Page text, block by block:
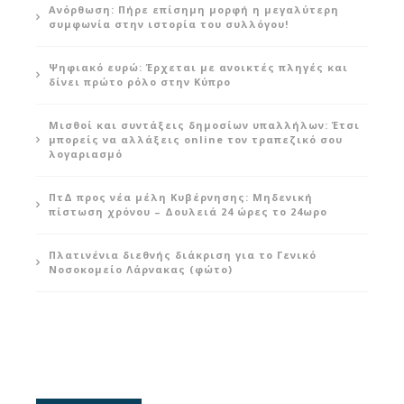
Ανόρθωση: Πήρε επίσημη μορφή η μεγαλύτερη
συμφωνία στην ιστορία του συλλόγου!
Ψηφιακό ευρώ: Έρχεται με ανοικτές πληγές και
δίνει πρώτο ρόλο στην Κύπρο
Μισθοί και συντάξεις δημοσίων υπαλλήλων: Έτσι
μπορείς να αλλάξεις online τον τραπεζικό σου
λογαριασμό
ΠτΔ προς νέα μέλη Κυβέρνησης: Μηδενική
πίστωση χρόνου – Δουλειά 24 ώρες το 24ωρο
Πλατινένια διεθνής διάκριση για το Γενικό
Νοσοκομείο Λάρνακας (φώτο)